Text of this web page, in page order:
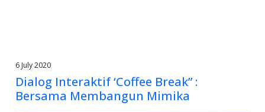
6 July 2020
Dialog Interaktif ‘Coffee Break” :
Bersama Membangun Mimika